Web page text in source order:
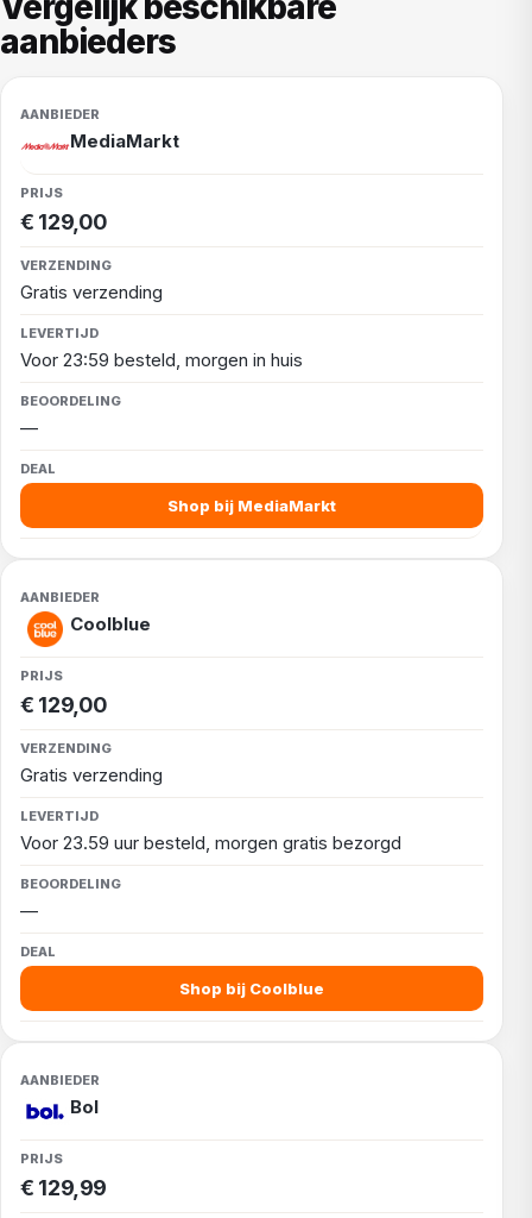
zet je een indrukwekkend model op je plank. De set is
geschikt voor bouwers vanaf 12 jaar die van
aanbieders
MediaMarkt
€ 129,00
Gratis verzending
Voor 23:59 besteld, morgen in huis
—
Shop bij MediaMarkt
Coolblue
€ 129,00
Gratis verzending
Voor 23.59 uur besteld, morgen gratis bezorgd
—
Shop bij Coolblue
Bol
€ 129,99